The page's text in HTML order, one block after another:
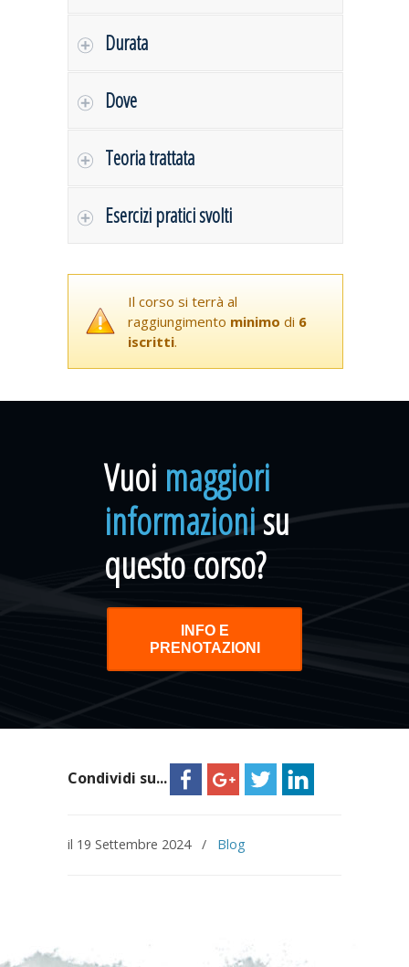
Durata
Dove
Teoria trattata
Esercizi pratici svolti
Il corso si terrà al
raggiungimento minimo di 6
iscritti.
Vuoi maggiori
informazionisu
questo corso?
INFO E
PRENOTAZIONI
Condividi su...
il 19 Settembre 2024 / Blog